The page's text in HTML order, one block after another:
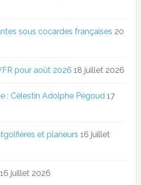
sous cocardes françaises 20
pour août 2026 18 juillet 2026
: Célestin Adolphe Pégoud 17
et planeurs 16 juillet
16 juillet 2026